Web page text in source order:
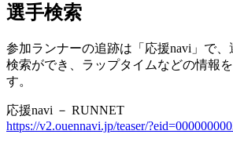
選手検索
参加ランナーの追跡は「応援navi」で
検索ができ、ラップタイムなどの情報
す。
応援navi － RUNNET
https://v2.ouennavi.jp/teaser/